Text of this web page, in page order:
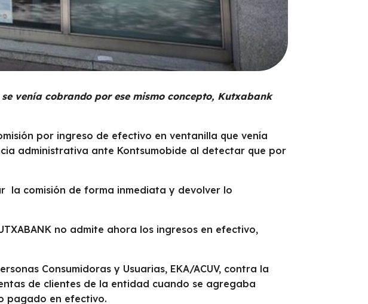
venía cobrando por ese mismo concepto, Kutxabank
por ingreso de efectivo en ventanilla que venía
administrativa ante Kontsumobide al detectar que por
la comisión de forma inmediata y devolver lo
no admite ahora los ingresos en efectivo,
Consumidoras y Usuarias, EKA/ACUV, contra la
de clientes de la entidad cuando se agregaba
pagado en efectivo.